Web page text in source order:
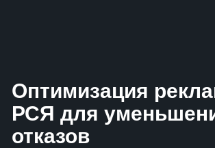
Оптимизация
РСЯ для
отказов